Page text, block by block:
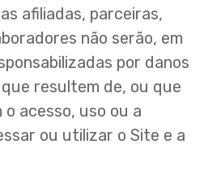
afiliadas, parceiras,
não serão, em
por danos
resultem de, ou que
acesso, uso ou a
ou utilizar o Site e a